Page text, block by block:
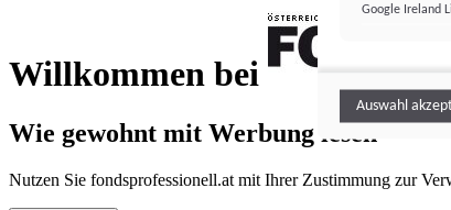
Willkommen bei
FONDS
Wie gewohnt mit Werbung lesen
Nutzen Sie fondsprofessionell.at mit Ihrer Zustimmung zur
Google Ireland
Auswahl